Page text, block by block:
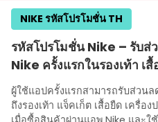
รหัสโปรโมชั่น Nike – รับส่
Nike ครั้งแรกในรองเท้า เ
ผู้ใช้แอปครั้งแรกสามารถรับส่วน
ถึงรองเท้า แจ็คเก็ต เสื้อยืด เครื่อ
NIKE รหัสโปรโมชั่น TH